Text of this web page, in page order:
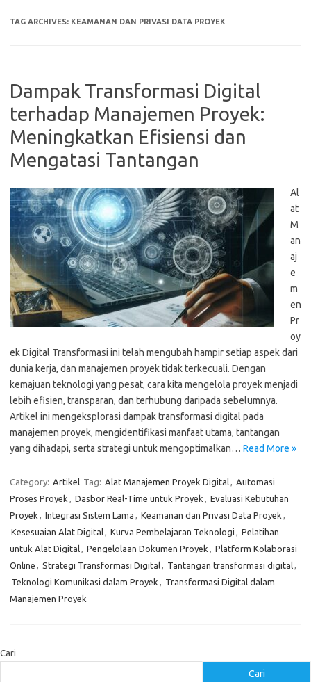
TAG ARCHIVES: KEAMANAN DAN PRIVASI DATA PROYEK
Dampak Transformasi Digital
terhadap Manajemen Proyek:
Meningkatkan Efisiensi dan
Mengatasi Tantangan
Al
at
M
an
aj
e
m
en
Pr
oy
ek Digital Transformasi ini telah mengubah hampir setiap aspek dari
dunia kerja, dan manajemen proyek tidak terkecuali. Dengan
kemajuan teknologi yang pesat, cara kita mengelola proyek menjadi
lebih efisien, transparan, dan terhubung daripada sebelumnya.
Artikel ini mengeksplorasi dampak transformasi digital pada
manajemen proyek, mengidentifikasi manfaat utama, tantangan
yang dihadapi, serta strategi untuk mengoptimalkan… Read More »
Category: Artikel Tag: Alat Manajemen Proyek Digital, Automasi
Proses Proyek , Dasbor Real-Time untuk Proyek , Evaluasi Kebutuhan
Proyek , Integrasi Sistem Lama , Keamanan dan Privasi Data Proyek ,
Kesesuaian Alat Digital, Kurva Pembelajaran Teknologi , Pelatihan
untuk Alat Digital, Pengelolaan Dokumen Proyek , Platform Kolaborasi
Online , Strategi Transformasi Digital, Tantangan transformasi digital,
Teknologi Komunikasi dalam Proyek , Transformasi Digital dalam
Manajemen Proyek
Cari
Cari